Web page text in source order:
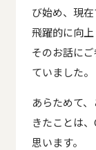
び始め、現
飛躍的に向上
そのお話に
ていました。
あらためて
きたことは
思います。